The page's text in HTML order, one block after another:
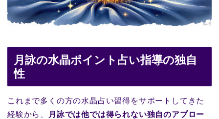
月詠の水晶ポイント占い指導の独自
性
これまで多くの方の水晶占い習得をサポートしてきた
経験から、
月詠では他では得られない独自のアプロー